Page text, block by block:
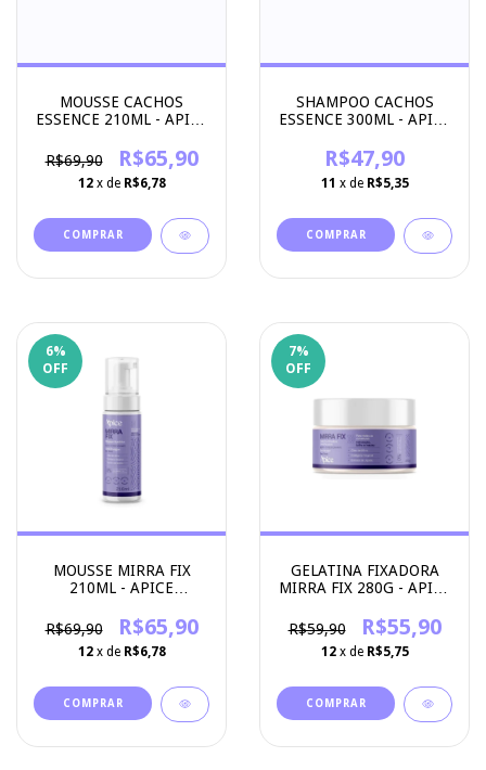
MOUSSE CACHOS
ESSENCE 210ML - APICE
R$69,90
R$65,90
12 x de R$6,78
SHAMPOO CACHOS
ESSENCE 300ML - APICE
R$47,90
11 x de R$5,35
6%
OFF
MOUSSE MIRRA FIX
210ML - APICE
R$69,90
R$65,90
12 x de R$6,78
7%
OFF
GELATINA FIXADORA
MIRRA FIX 280G - APICE
R$59,90
R$55,90
12 x de R$5,75